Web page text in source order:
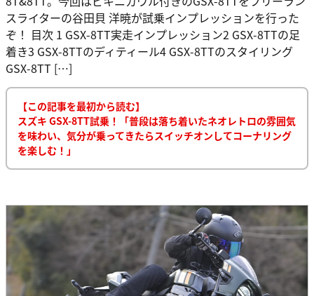
スライターの谷田貝 洋暁が試乗インプレッションを行った
ぞ！ 目次 1 GSX-8TT実走インプレッション2 GSX-8TTの足
着き3 GSX-8TTのディティール4 GSX-8TTのスタイリング
GSX-8TT […]
【この記事を最初から読む】
スズキ GSX-8TT試乗！「普段は落ち着いたネオレトロの雰囲気
を味わい、気分が乗ってきたらスイッチオンしてコーナリング
を楽しむ！」